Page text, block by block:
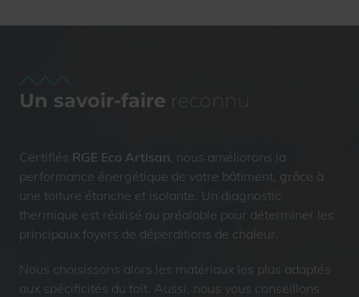
Un savoir-faire reconnu
Certifiés RGE Eco Artisan , nous améliorons la
performance énergétique de votre bâtiment, grâce à
une toiture étanche et isolante. Un diagnostic
thermique est réalisé au préalable pour déterminer les
principaux foyers de déperditions de chaleur.
Nous choisissons alors les matériaux les plus adaptés
aux spécificités du toit. Aussi, nous vous conseillons